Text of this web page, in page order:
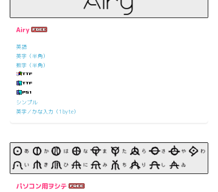
Airy
英語
英字（半角）
数字（半角）
シンプル
英字／かな入力（1byte）
パソコン用ヲシテ